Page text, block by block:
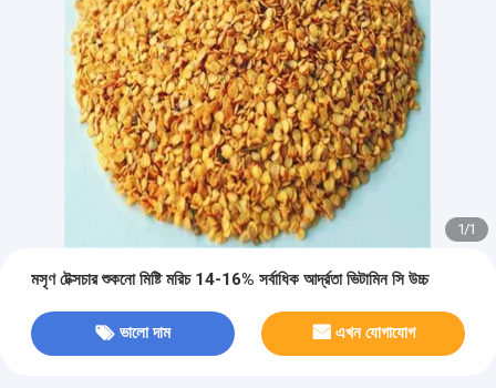
1/1
মসৃণ টেক্সচার শুকনো মিষ্টি মরিচ 14-16% সর্বাধিক আর্দ্রতা ভিটামিন সি উচ্চ
ভালো দাম এখন যোগাযোগ